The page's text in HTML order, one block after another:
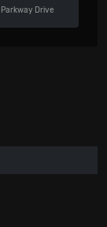
Parkway Drive